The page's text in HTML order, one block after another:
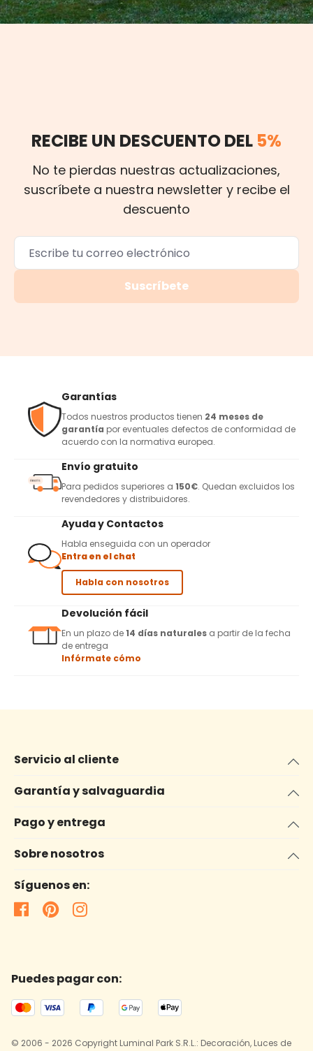
RECIBE UN DESCUENTO DEL 5%
No te pierdas nuestras actualizaciones,
suscríbete a nuestra newsletter y recibe el
descuento
Suscríbete
Garantías
Todos nuestros productos tienen 24 meses de
garantía por eventuales defectos de conformidad de
acuerdo con la normativa europea.
Envío gratuito
Para pedidos superiores a 150€. Quedan excluidos los
revendedores y distribuidores.
Ayuda y Contactos
Habla enseguida con un operador
Entra en el chat
Habla con nosotros
Devolución fácil
En un plazo de14 días naturales a partir de la fecha
de entrega
Infórmate cómo
Servicio al cliente
Garantía y salvaguardia
Pago y entrega
Sobre nosotros
Síguenos en:
Puedes pagar con:
© 2006 - 2026 Copyright Luminal Park S.R.L.: Decoración, Luces de